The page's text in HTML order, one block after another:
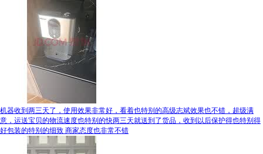
机器收到两三天了，使用效果非常好，看着也特别的高级志斌效果也不错，超级满
意，运送宝贝的物流速度也特别的快两三天就送到了货品，收到以后保护得也特别得
好包装的特别的细致 商家态度也非常不错